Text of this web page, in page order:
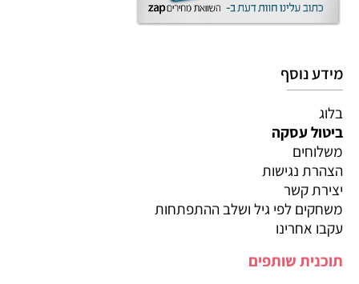
מידע נוסף
בלוג
ביטול עסקה
משלוחים
הצהרת נגישות
יצירת קשר
משחקים לפי גיל ושלב ההתפתחות
עקבו אחרינו
תוכנית שותפים